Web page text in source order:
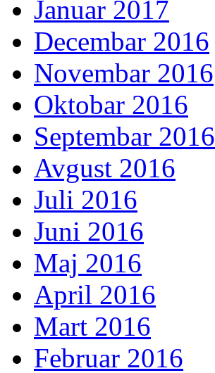
Januar 2017
Decembar 2016
Novembar 2016
Oktobar 2016
Septembar 2016
Avgust 2016
Juli 2016
Juni 2016
Maj 2016
April 2016
Mart 2016
Februar 2016